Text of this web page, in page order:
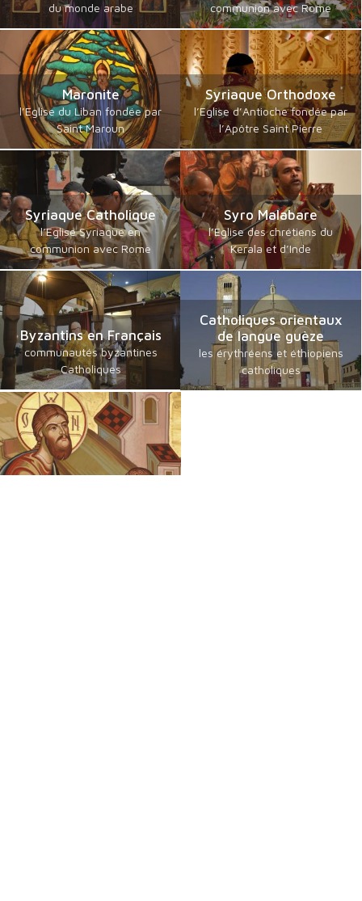
du monde arabe
communion avec Rome
Maronite
l’Eglise du Liban fondée par
Saint Maroun
Syriaque Orthodoxe
l’Eglise d’Antioche fondée par
l’Apôtre Saint Pierre
Syriaque Catholique
l’Eglise Syriaque en
communion avec Rome
Syro Malabare
l’Eglise des chrétiens du
Kerala et d’Inde
Byzantins en Français
communautés byzantines
Catholiques
Catholiques orientaux
de langue guèze
les érythréens et éthiopiens
catholiques